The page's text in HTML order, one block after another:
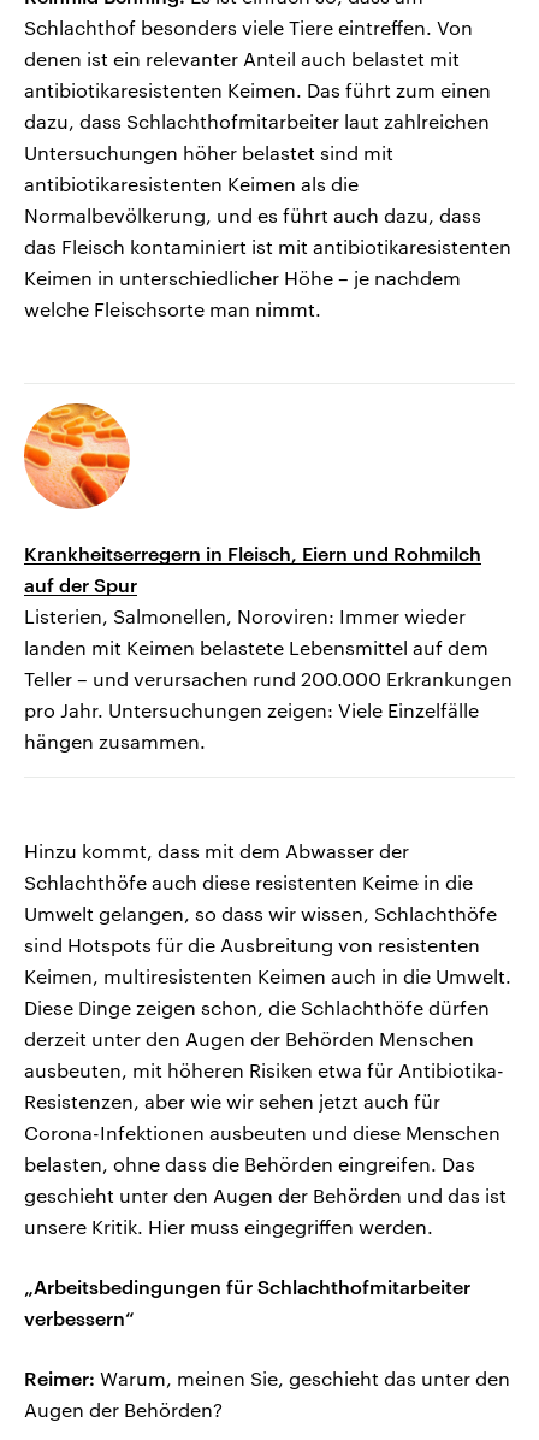
Schlachthof besonders viele Tiere eintreffen. Von
denen ist ein relevanter Anteil auch belastet mit
antibiotikaresistenten Keimen. Das führt zum einen
dazu, dass Schlachthofmitarbeiter laut zahlreichen
Untersuchungen höher belastet sind mit
antibiotikaresistenten Keimen als die
Normalbevölkerung, und es führt auch dazu, dass
das Fleisch kontaminiert ist mit antibiotikaresistenten
Keimen in unterschiedlicher Höhe – je nachdem
welche Fleischsorte man nimmt.
Krankheitserregern in Fleisch, Eiern und Rohmilch
auf der Spur
Listerien, Salmonellen, Noroviren: Immer wieder
landen mit Keimen belastete Lebensmittel auf dem
Teller – und verursachen rund 200.000 Erkrankungen
pro Jahr. Untersuchungen zeigen: Viele Einzelfälle
hängen zusammen.
Hinzu kommt, dass mit dem Abwasser der
Schlachthöfe auch diese resistenten Keime in die
Umwelt gelangen, so dass wir wissen, Schlachthöfe
sind Hotspots für die Ausbreitung von resistenten
Keimen, multiresistenten Keimen auch in die Umwelt.
Diese Dinge zeigen schon, die Schlachthöfe dürfen
derzeit unter den Augen der Behörden Menschen
ausbeuten, mit höheren Risiken etwa für Antibiotika-
Resistenzen, aber wie wir sehen jetzt auch für
Corona-Infektionen ausbeuten und diese Menschen
belasten, ohne dass die Behörden eingreifen. Das
geschieht unter den Augen der Behörden und das ist
unsere Kritik. Hier muss eingegriffen werden.
„Arbeitsbedingungen für Schlachthofmitarbeiter
verbessern“
Reimer: Warum, meinen Sie, geschieht das unter den
Augen der Behörden?